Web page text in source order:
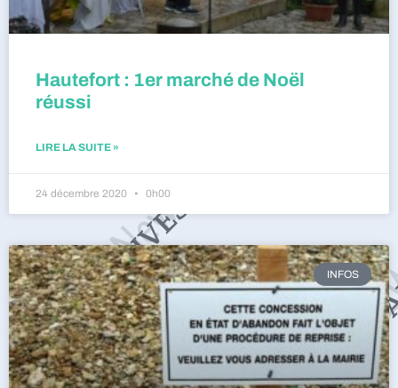
Hautefort : 1er marché de Noël
réussi
LIRE LA SUITE »
24 décembre 2020 0h00
INFOS